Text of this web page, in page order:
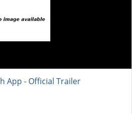
App - Official Trailer